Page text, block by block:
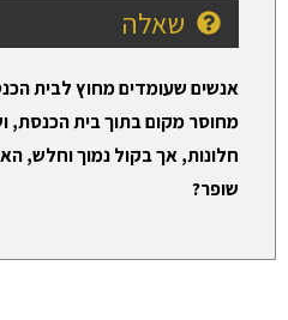
שאלה
אנשים שעומדים מחוץ לבית
מחוסר מקום בתוך בית הכנסת,
חלונות, אך בקול נמוך וחלש,
שופר?